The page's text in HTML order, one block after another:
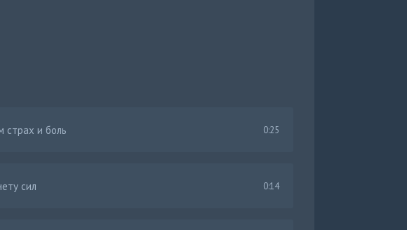
страх и боль 0:25
сил 0:14